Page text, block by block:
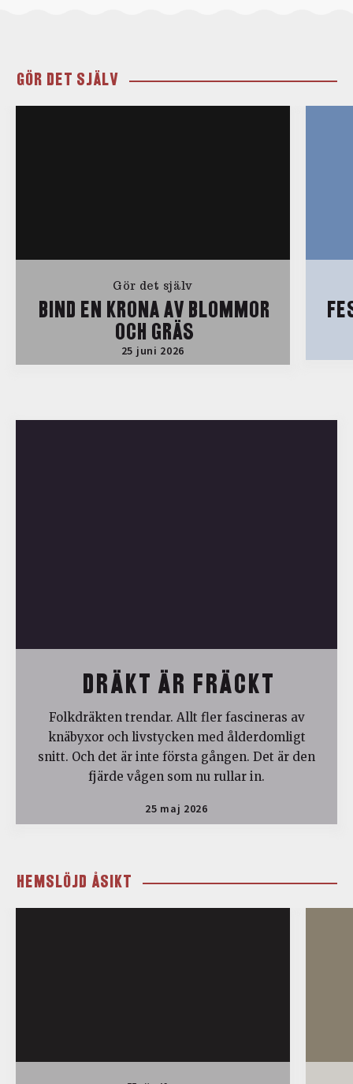
GÖR DET SJÄLV
Gör det själv
BIND EN KRONA AV BLOMMOR
OCH GRÄS
25 juni 2026
DRÄKT ÄR FRÄCKT
Folkdräkten trendar. Allt fler fascineras av
knäbyxor och livstycken med ålderdomligt
snitt. Och det är inte första gången. Det är den
fjärde vågen som nu rullar in.
25 maj 2026
HEMSLÖJD ÅSIKT